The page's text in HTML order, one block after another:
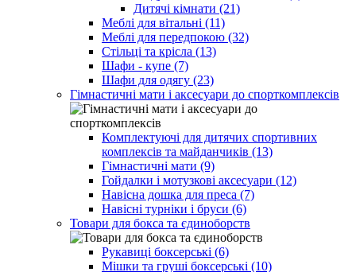
Дитячі кімнати (21)
Меблі для вітальні (11)
Меблі для передпокою (32)
Стільці та крісла (13)
Шафи - купе (7)
Шафи для одягу (23)
Гімнастичні мати і аксесуари до спорткомплексів
Комплектуючі для дитячих спортивних
комплексів та майданчиків (13)
Гімнастичні мати (9)
Гойдалки і мотузкові аксесуари (12)
Навісна дошка для преса (7)
Навісні турніки і бруси (6)
Товари для бокса та єдиноборств
Рукавиці боксерські (6)
Мішки та груші боксерські (10)